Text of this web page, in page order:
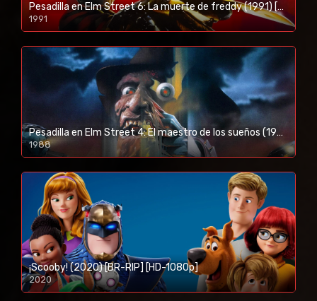
Pesadilla en Elm Street 6: La muerte de freddy (1991) [BR-RIP] [HD-1080p]
1991
Pesadilla en Elm Street 4: El maestro de los sueños (1988) [BR-RIP] [HD-1080p]
1988
¡Scooby! (2020) [BR-RIP] [HD-1080p]
2020
1080p/720p